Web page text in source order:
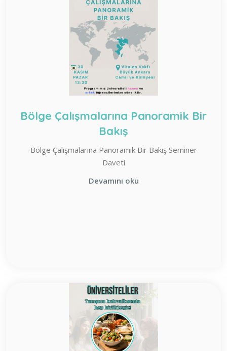
Bölge Çalışmalarına Panoramik Bir
Bakış
Bölge Çalışmalarına Panoramik Bir Bakış Seminer
Daveti
Devamını oku